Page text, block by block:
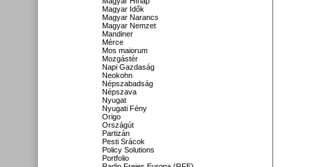
Magyar Idők
Magyar Narancs
Magyar Nemzet
Mandiner
Mérce
Mos maiorum
Mozgástér
Napi Gazdaság
Neokohn
Népszabadság
Népszava
Nyugat
Nyugati Fény
Origo
Országút
Partizán
Pesti Srácok
Policy Solutions
Portfolio